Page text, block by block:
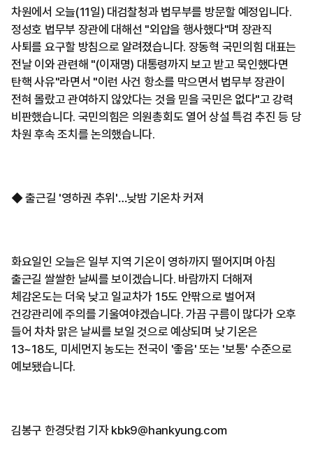
차원에서 오늘(11일) 대검찰청과 법무부를 방문할 예정입니다.
정성호 법무부 장관에 대해선 "외압을 행사했다"며 장관직
사퇴를 요구할 방침으로 알려졌습니다. 장동혁 국민의힘 대표는
전날 이와 관련해 "(이재명) 대통령까지 보고 받고 묵인했다면
탄핵 사유"라면서 "이런 사건 항소를 막으면서 법무부 장관이
전혀 몰랐고 관여하지 않았다는 것을 믿을 국민은 없다"고 강력
비판했습니다. 국민의힘은 의원총회도 열어 상설 특검 추진 등 당
차원 후속 조치를 논의했습니다.
◆ 출근길 '영하권 추위'…낮밤 기온차 커져
화요일인 오늘은 일부 지역 기온이 영하까지 떨어지며 아침
출근길 쌀쌀한 날씨를 보이겠습니다. 바람까지 더해져
체감온도는 더욱 낮고 일교차가 15도 안팎으로 벌어져
건강관리에 주의를 기울여야겠습니다. 가끔 구름이 많다가 오후
들어 차차 맑은 날씨를 보일 것으로 예상되며 낮 기온은
13~18도, 미세먼지 농도는 전국이 '좋음' 또는 '보통' 수준으로
예보됐습니다.
김봉구 한경닷컴 기자 kbk9@hankyung.com